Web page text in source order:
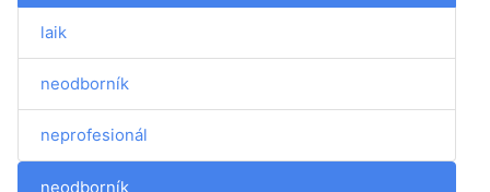
laik
neodborník
neprofesionál
neodborník